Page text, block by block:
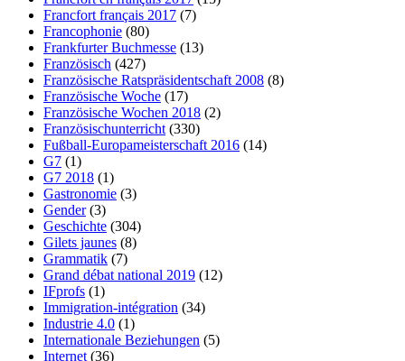
Francfort français 2017 (7)
Francophonie (80)
Frankfurter Buchmesse (13)
Französisch (427)
Französische Ratspräsidentschaft 2008 (8)
Französische Woche (17)
Französische Wochen 2018 (2)
Französischunterricht (330)
Fußball-Europameisterschaft 2016 (14)
G7 (1)
G7 2018 (1)
Gastronomie (3)
Gender(3)
Geschichte (304)
Gilets jaunes (8)
Grammatik (7)
Grand débat national 2019 (12)
IFprofs (1)
Immigration-intégration (34)
Industrie 4.0 (1)
Internationale Beziehungen (5)
Internet (36)